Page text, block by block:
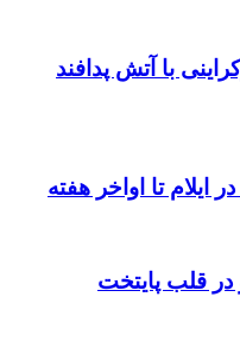
پهپاد اوکراینی با آتش پدافند
قلب پایتخت